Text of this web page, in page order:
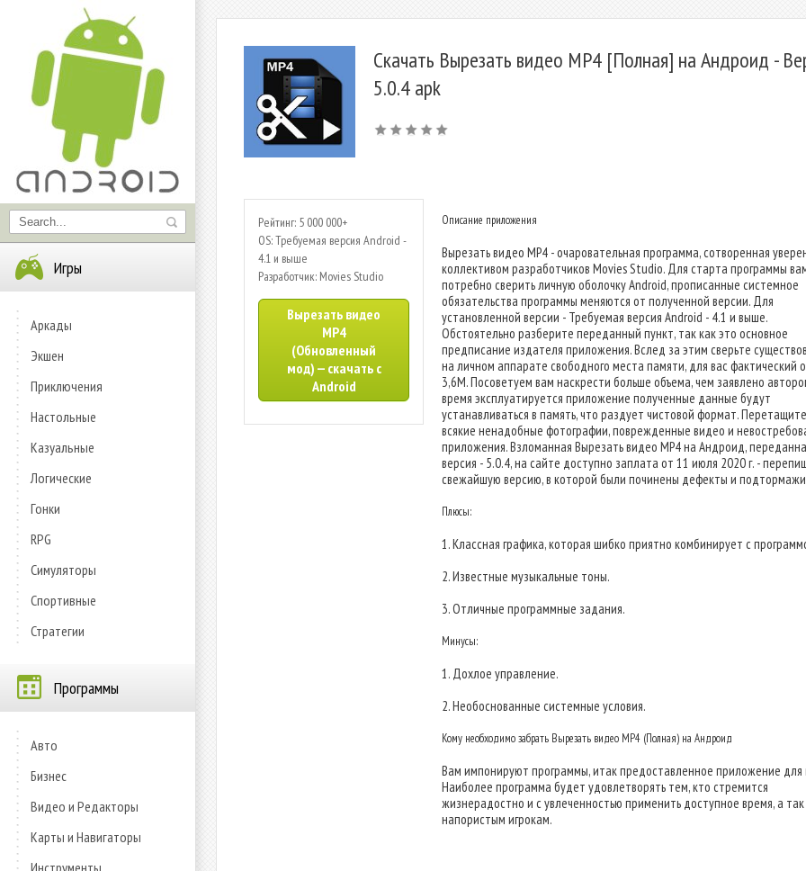
Игры
Аркады
Экшен
Приключения
Настольные
Казуальные
Логические
Гонки
RPG
Симуляторы
Спортивные
Стратегии
Программы
Авто
Бизнес
Видео и Редакторы
Карты и Навигаторы
Инструменты
Скачать Вырезать видео MP4 [Полная] на Андроид -
5.0.4 apk
Рейтинг: 5 000 000+
OS: Требуемая версия Android -
4.1 и выше
Разработчик: Movies Studio
Вырезать видео
MP4
(Обновленный
мод) — скачать с
Android
Описание приложения
Вырезать видео MP4 - очаровательная программа, сотворенная
коллективом разработчиков Movies Studio. Для старта программы
потребно сверить личную оболочку Android, прописанные системное
обязательства программы меняются от полученной версии. Для
установленной версии - Требуемая версия Android - 4.1 и выше.
Обстоятельно разберите переданный пункт, так как это основное
предписание издателя приложения. Вслед за этим сверьте
на личном аппарате свободного места памяти, для вас фактический
3,6M. Посоветуем вам наскрести больше объема, чем заявлено
время эксплуатируется приложение полученные данные будут
устанавливаться в память, что раздует чистовой формат. Перетащите
всякие ненадобные фотографии, поврежденные видео и
приложения. Взломанная Вырезать видео MP4 на Андроид,
версия - 5.0.4, на сайте доступно заплата от 11 июля 2020 г. -
свежайшую версию, в которой были починены дефекты и
Плюсы:
1. Классная графика, которая шибко приятно комбинирует с
2. Известные музыкальные тоны.
3. Отличные программные задания.
Минусы:
1. Дохлое управление.
2. Необоснованные системные условия.
Кому необходимо забрать Вырезать видео MP4 (Полная) на Андроид
Вам импонируют программы, итак предоставленное приложение для
Наиболее программа будет удовлетворять тем, кто стремится
жизнерадостно и с увлеченностью применить доступное время, а
напористым игрокам.